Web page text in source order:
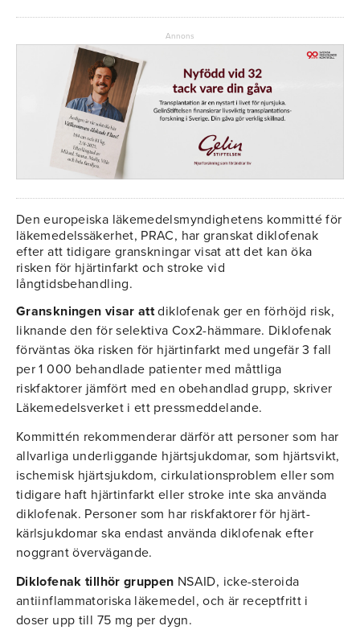
Annons
Den europeiska läkemedelsmyndighetens kommitté för
läkemedelssäkerhet, PRAC, har granskat diklofenak
efter att tidigare granskningar visat att det kan öka
risken för hjärtinfarkt och stroke vid
långtidsbehandling.
Granskningen visar attdiklofenak ger en förhöjd risk,
liknande den för selektiva Cox2-hämmare. Diklofenak
förväntas öka risken för hjärtinfarkt med ungefär 3 fall
per 1 000 behandlade patienter med måttliga
riskfaktorer jämfört med en obehandlad grupp, skriver
Läkemedelsverket i ett pressmeddelande.
Kommittén rekommenderar därför att personer som har
allvarliga underliggande hjärtsjukdomar, som hjärtsvikt,
ischemisk hjärtsjukdom, cirkulationsproblem eller som
tidigare haft hjärtinfarkt eller stroke inte ska använda
diklofenak. Personer som har riskfaktorer för hjärt-
kärlsjukdomar ska endast använda diklofenak efter
noggrant övervägande.
Diklofenak tillhör gruppen NSAID, icke-steroida
antiinflammatoriska läkemedel, och är receptfritt i
doser upp till 75 mg per dygn.